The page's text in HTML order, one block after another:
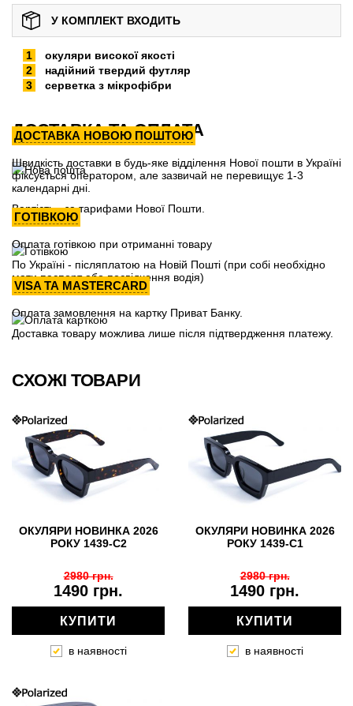
У КОМПЛЕКТ ВХОДИТЬ
окуляри високої якості
надійний твердий футляр
серветка з мікрофібри
ДОСТАВКА ТА ОПЛАТА
ДОСТАВКА НОВОЮ ПОШТОЮ
Швидкість доставки в будь-яке відділення Нової пошти в Україні
фіксується оператором, але зазвичай не перевищує 1-3
календарні дні.
Вартість - за тарифами Нової Пошти.
ГОТІВКОЮ
Оплата готівкою при отриманні товару
По Україні - післяплатою на Новій Пошті (при собі необхідно
мати паспорт або посвідчення водія)
VISA ТА MASTERCARD
Оплата замовлення на картку Приват Банку.
Доставка товару можлива лише після підтвердження платежу.
СХОЖІ ТОВАРИ
ОКУЛЯРИ НОВИНКА 2026
РОКУ 1439-C2
1490 грн.
2980 грн.
КУПИТИ
в наявності
ОКУЛЯРИ НОВИНКА 2026
РОКУ 1439-C1
1490 грн.
2980 грн.
КУПИТИ
в наявності